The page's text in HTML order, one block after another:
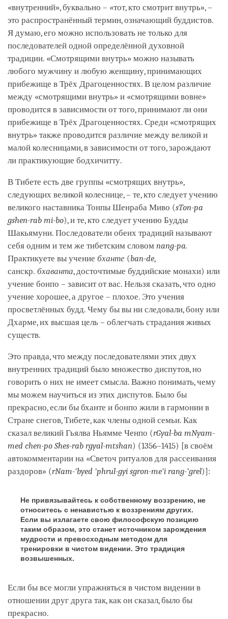
«внутренний», буквально – «тот, кто смотрит внутрь», –
это распространённый термин, означающий буддистов.
Я думаю, его можно использовать не только для
последователей одной определённой духовной
традиции. «Смотрящими внутрь» можно называть
любого мужчину и любую женщину, принимающих
прибежище в Трёх Драгоценностях. В целом различие
между «смотрящими внутрь» и «смотрящими вовне»
проводится в зависимости от того, принимают ли они
прибежище в Трёх Драгоценностях. Среди «смотрящих
внутрь» также проводится различие между великой и
малой колесницами, в зависимости от того, зарождают
ли практикующие бодхичитту.
В Тибете есть две группы «смотрящих внутрь»,
следующих великой колеснице, – те, кто следует учению
великого наставника Тонпы Шенраба Миво (sTon-pa
gshen-rab mi-bo), и те, кто следует учению Будды
Шакьямуни. Последователи обеих традиций называют
себя одним и тем же тибетским словом nang-pa.
Практикуете вы учение бханте (ban-de,
санскр. бхаванта, досточтимые буддийские монахи) или
учение бонпо – зависит от вас. Нельзя сказать, что одно
учение хорошее, а другое – плохое. Это учения
просветлённых будд. Чему бы вы ни следовали, бону или
Дхарме, их высшая цель – облегчать страдания живых
существ.
Это правда, что между последователями этих двух
внутренних традиций было множество диспутов, но
говорить о них не имеет смысла. Важно понимать, чему
мы можем научиться из этих диспутов. Было бы
прекрасно, если бы бханте и бонпо жили в гармонии в
Стране снегов, Тибете, как члены одной семьи. Как
сказал великий Гьялва Ньямме Ченпо (rGyal-ba mNyam-
med chen-po Shes-rab rgyal-mtshan) (1356–1415) [в своём
автокомментарии на «Светоч ритуалов для рассеивания
раздоров» (rNam-’byed ’phrul-gyi sgron-me’i rang-’grel)]:
Не привязывайтесь к собственному воззрению, не
относитесь с ненавистью к воззрениям других.
Если вы излагаете свою философскую позицию
таким образом, это станет источником зарождения
мудрости и превосходным методом для
тренировки в чистом видении. Это традиция
возвышенных.
Если бы все могли упражняться в чистом видении в
отношении друг друга так, как он сказал, было бы
прекрасно.